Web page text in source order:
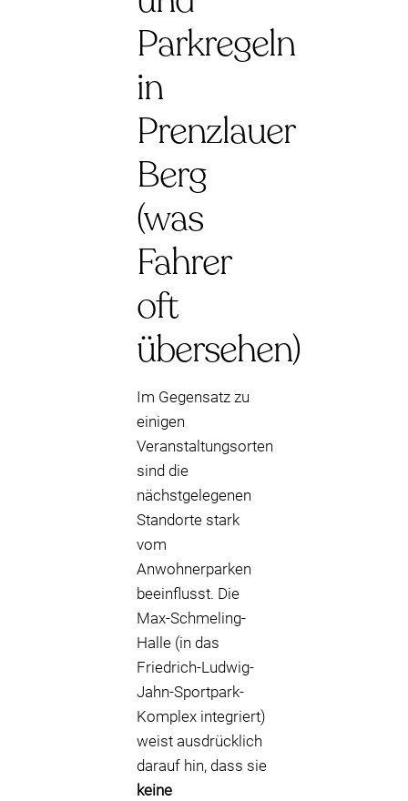
Parkregeln
in
Prenzlauer
Berg
(was
Fahrer
oft
übersehen)
Im Gegensatz zu
einigen
Veranstaltungsorten
sind die
nächstgelegenen
Standorte stark
vom
Anwohnerparken
beeinflusst. Die
Max-Schmeling-
Halle (in das
Friedrich-Ludwig-
Jahn-Sportpark-
Komplex integriert)
weist ausdrücklich
darauf hin, dass sie
keine